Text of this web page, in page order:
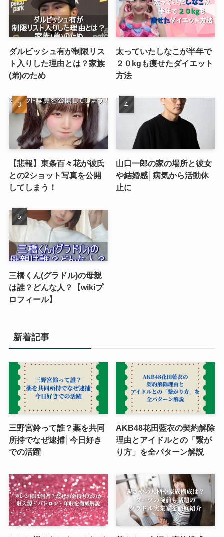
ダルビッシュ有が制限リス
ト入りした理由とは？家族
(弟)のため
太っていたしなこが半年で
２０kgも痩せたダイエット
方法
【悲報】東条百々花が彼氏
との2ショット写真を公開
してしまう！
山口一郎の家の場所と彼女
や結婚感│病気から活動休
止に
三橋くん(グラドル)の母親
は誰？どんな人？【wikiプ
ロフィール】
新着記事
三野宮鈴って誰？薬を共同
所持でなぜ逮捕│今日好き
での活躍
AKB48花田藍衣の契約解除
理由とアイドルとの「繋が
り方」を全パターン解説